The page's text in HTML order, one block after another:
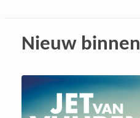
Nieuw binnen